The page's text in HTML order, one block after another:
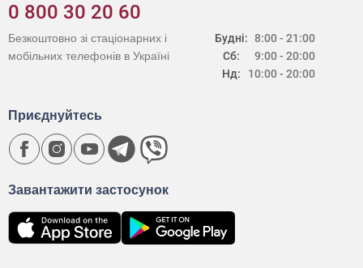
0 800 30 20 60
Будні:
Сб:
Нд:
8:00 - 21:00
9:00 - 20:00
10:00 - 20:00
Безкоштовно зі стаціонарних і
мобільних телефонів в Україні
Завантажити застосунок
Приєднуйтесь